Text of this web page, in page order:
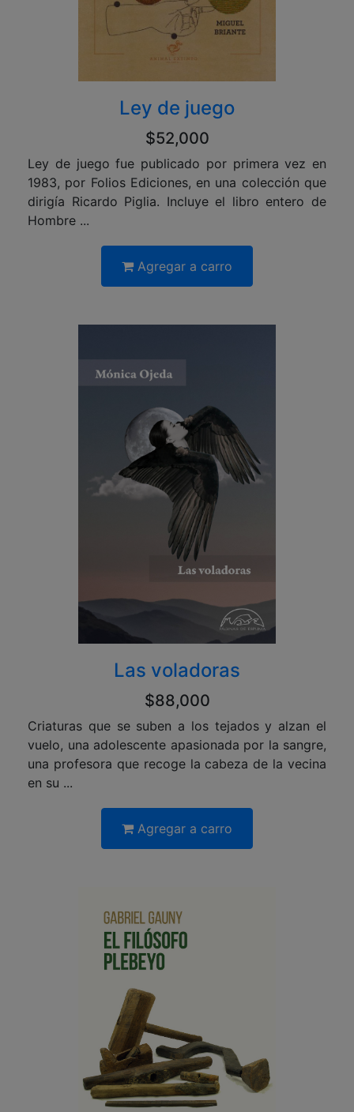
Ley de juego
$52,000
Ley de juego fue publicado por primera vez en
1983, por Folios Ediciones, en una colección que
dirigía Ricardo Piglia. Incluye el libro entero de
Hombre ...
Agregar a carro
Las voladoras
$88,000
Criaturas que se suben a los tejados y alzan el
vuelo, una adolescente apasionada por la sangre,
una profesora que recoge la cabeza de la vecina
en su ...
Agregar a carro